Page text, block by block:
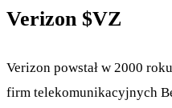
Verizon $VZ
Verizon powstał w 2000
firm telekomunikacyjnych